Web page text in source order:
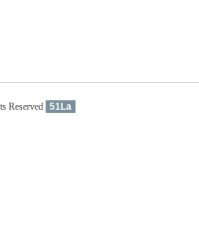
Reserved 51La